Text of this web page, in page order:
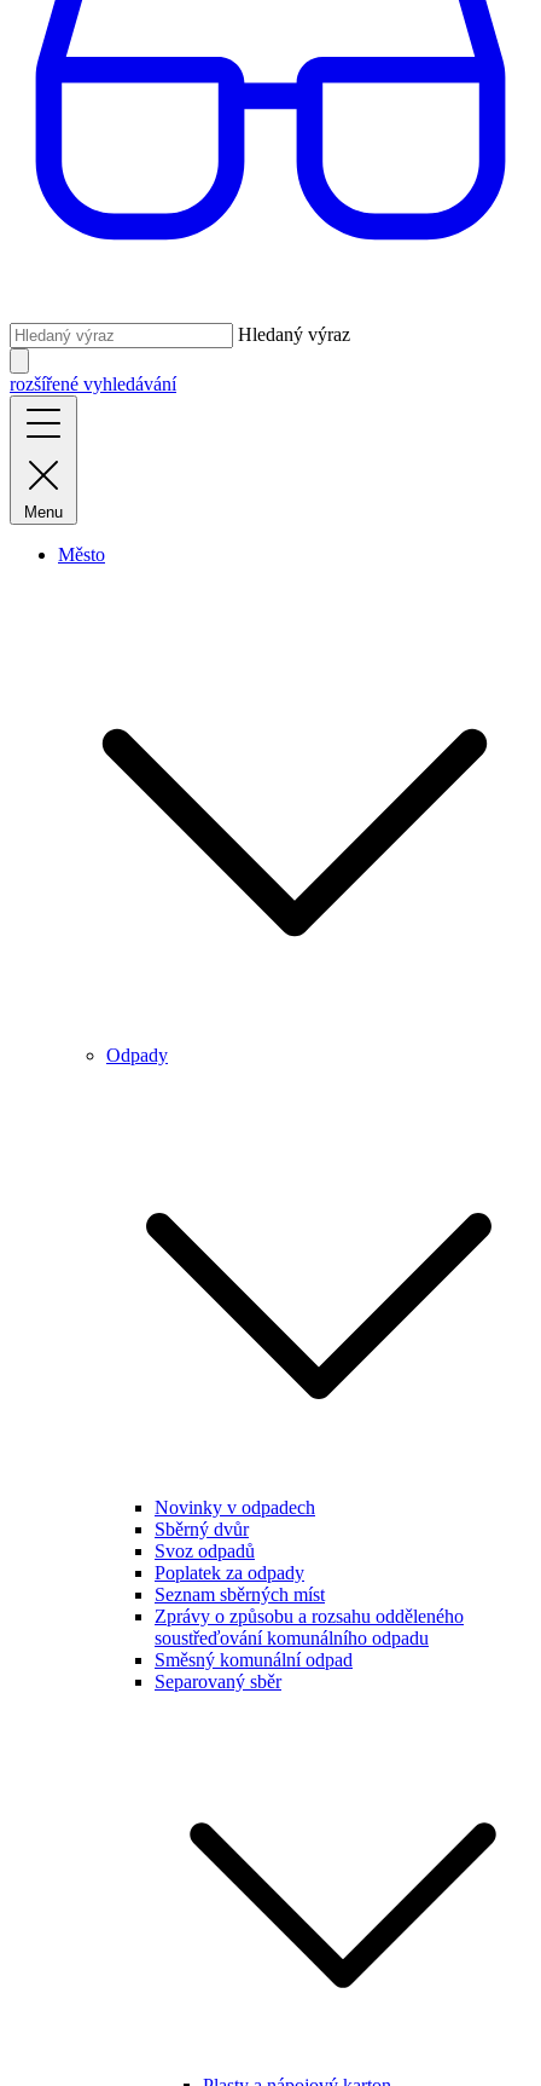
Hledaný výraz
rozšířené vyhledávání
Menu
Město
Odpady
Novinky v odpadech
Sběrný dvůr
Svoz odpadů
Poplatek za odpady
Seznam sběrných míst
Zprávy o způsobu a rozsahu odděleného
soustřeďování komunálního odpadu
Směsný komunální odpad
Separovaný sběr